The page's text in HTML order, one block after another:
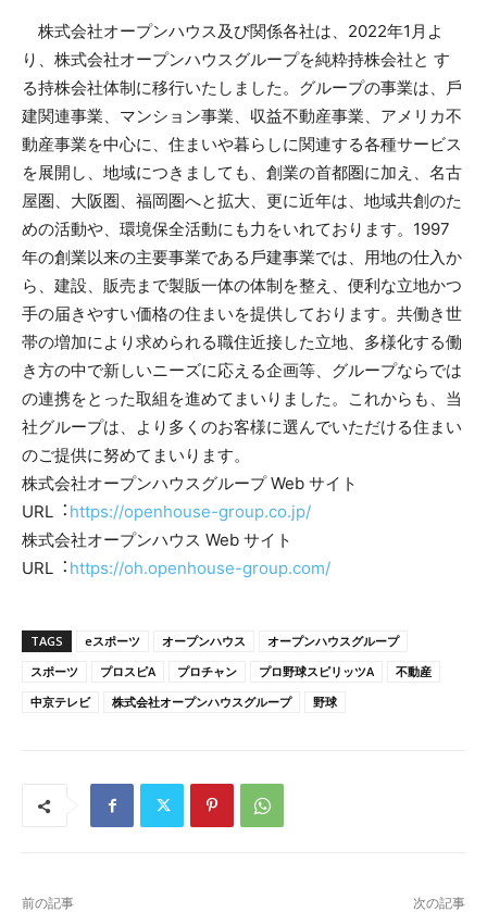
株式会社オープンハウス及び関係各社は、2022年1⽉よ
り、株式会社オープンハウスグループを純粋持株会社と す
る持株会社体制に移⾏いたしました。グループの事業は、⼾
建関連事業、マンション事業、収益不動産事業、アメリカ不
動産事業を中⼼に、住まいや暮らしに関連する各種サービス
を展開し、地域につきましても、創業の⾸都圏に加え、名古
屋圏、⼤阪圏、福岡圏へと拡⼤、更に近年は、地域共創のた
めの活動や、環境保全活動にも⼒をいれております。1997
年の創業以来の主要事業である⼾建事業では、⽤地の仕⼊か
ら、建設、販売まで製販⼀体の体制を整え、便利な⽴地かつ
⼿の届きやすい価格の住まいを提供しております。共働き世
帯の増加により求められる職住近接した⽴地、多様化する働
き⽅の中で新しいニーズに応える企画等、グループならでは
の連携をとった取組を進めてまいりました。これからも、当
社グループは、より多くのお客様に選んでいただける住まい
のご提供に努めてまいります。
株式会社オープンハウスグループ Web サイト
URL︓ https://openhouse-group.co.jp/
株式会社オープンハウス Web サイト
URL︓ https://oh.openhouse-group.com/
TAGS eスポーツ オープンハウス
オープンハウスグループ
スポーツ
プロスピA プロチャン プロ野球スピリッツA
不動産
中京テレビ
株式会社オープンハウスグループ 野球
前の記事 次の記事